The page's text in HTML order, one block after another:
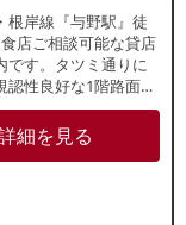
根岸線『与野駅』徒
店ご相談可能な貸店
です。タツミ通りに
認性良好な1階路面
住宅街が広がってい
族連れを中心とした
できます。諸条件
細を見る